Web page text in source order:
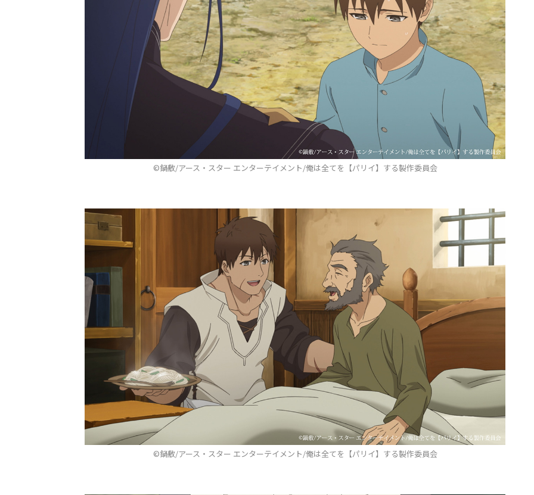
©鍋敷/アース・スター エンターテイメント/俺は全てを【パリイ】する製作委員会
©鍋敷/アース・スター エンターテイメント/俺は全てを【パリイ】する製作委員会